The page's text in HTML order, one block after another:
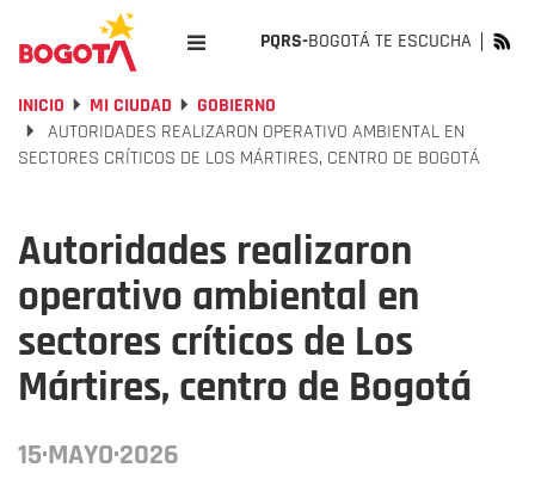
PQRS-BOGOTÁ TE ESCUCHA
INICIO MI CIUDAD
GOBIERNO
AUTORIDADES REALIZARON OPERATIVO AMBIENTAL EN
SECTORES CRÍTICOS DE LOS MÁRTIRES, CENTRO DE BOGOTÁ
Autoridades realizaron
operativo ambiental en
sectores críticos de Los
Mártires, centro de Bogotá
15·MAYO·2026